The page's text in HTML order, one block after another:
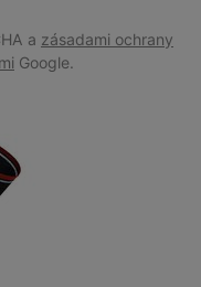
a zásadami ochrany
Google.